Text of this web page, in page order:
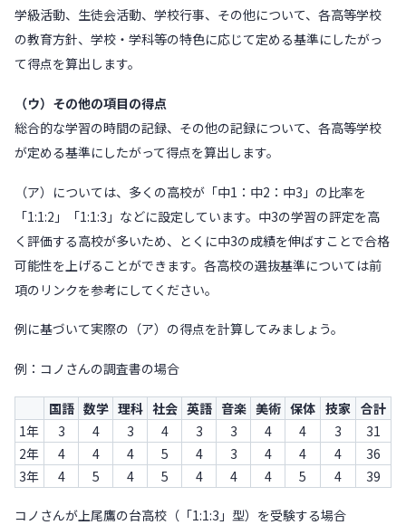
学級活動、生徒会活動、学校行事、その他について、各高等学校
の教育方針、学校・学科等の特色に応じて定める基準にしたがっ
て得点を算出します。
（ウ）その他の項目の得点
総合的な学習の時間の記録、その他の記録について、各高等学校
が定める基準にしたがって得点を算出します。
（ア）については、多くの高校が「中1：中2：中3」の比率を
「1:1:2」「1:1:3」などに設定しています。中3の学習の評定を高
く評価する高校が多いため、とくに中3の成績を伸ばすことで合格
可能性を上げることができます。各高校の選抜基準については前
項のリンクを参考にしてください。
例に基づいて実際の（ア）の得点を計算してみましょう。
例：コノさんの調査書の場合
国語 数学 理科 社会 英語 音楽 美術 保体 技家 合計
1年
3 4 3 4 3 3 4 4 3
31
2年
4 4 4 5 4 3 4 4 4
36
3年
4 5 4 5 4 4 4 5 4 39
コノさんが上尾鷹の台高校（「1:1:3」型）を受験する場合